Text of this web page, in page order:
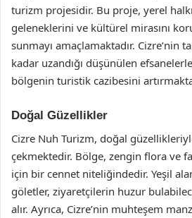
turizm projesidir. Bu proje, yerel
geleneklerini ve kültürel mirasını
sunmayı amaçlamaktadır. Cizre’nin
kadar uzandığı düşünülen
bölgenin turistik cazibesini
Doğal Güzellikler
Cizre Nuh Turizm, doğal
çekmektedir. Bölge, zengin flora ve
için bir cennet niteliğindedir. Yeşil
göletler, ziyaretçilerin huzur
alır. Ayrıca, Cizre’nin muhteşem